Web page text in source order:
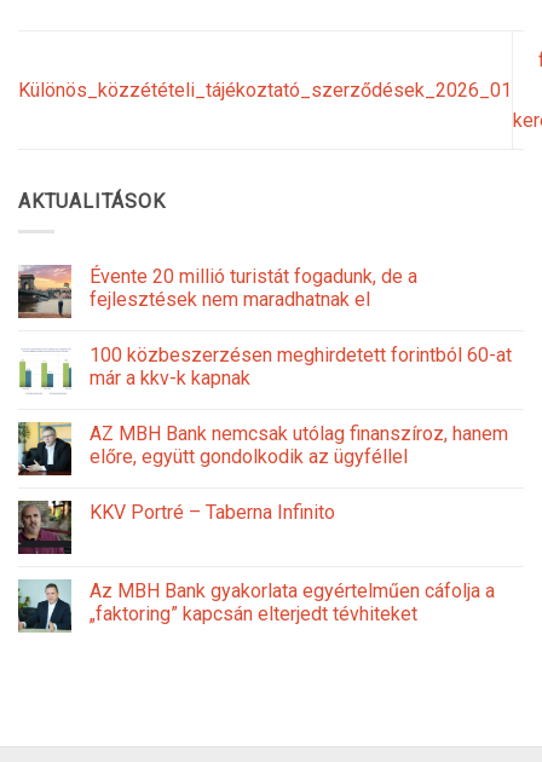
Különös_közzétételi_tájékoztató_szerződések_2026_01
AKTUALITÁSOK
Évente 20 millió turistát fogadunk, de a
fejlesztések nem maradhatnak el
100 közbeszerzésen meghirdetett forintból 60-at
már a kkv-k kapnak
AZ MBH Bank nemcsak utólag finanszíroz, hanem
előre, együtt gondolkodik az ügyféllel
KKV Portré – Taberna Infinito
Az MBH Bank gyakorlata egyértelműen cáfolja a
„faktoring” kapcsán elterjedt tévhiteket